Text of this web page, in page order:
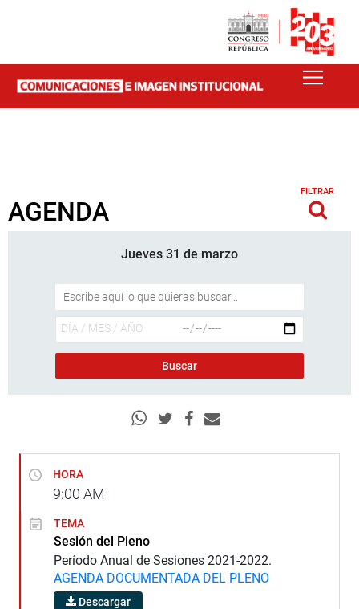
AGENDA
FILTRAR
Jueves 31 de marzo
HORA
9:00 AM
TEMA
Sesión del Pleno
Período Anual de Sesiones 2021-2022.
AGENDA DOCUMENTADA DEL PLENO
Descargar